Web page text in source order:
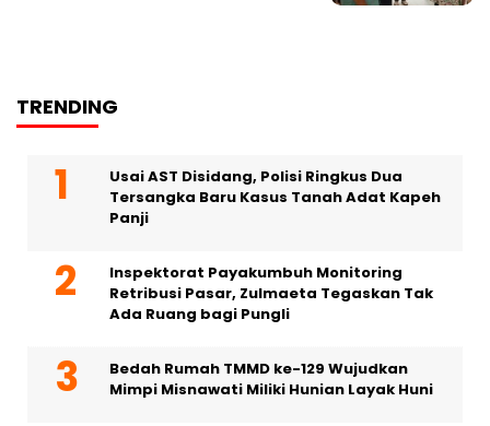
TRENDING
Usai AST Disidang, Polisi Ringkus Dua
Tersangka Baru Kasus Tanah Adat Kapeh
Panji
Inspektorat Payakumbuh Monitoring
Retribusi Pasar, Zulmaeta Tegaskan Tak
Ada Ruang bagi Pungli
Bedah Rumah TMMD ke-129 Wujudkan
Mimpi Misnawati Miliki Hunian Layak Huni